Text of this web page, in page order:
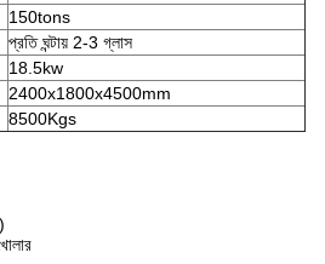
150tons
প্রতি ঘন্টায় 2-3 গ্লাস
18.5kw
2400x1800x4500mm
8500Kgs